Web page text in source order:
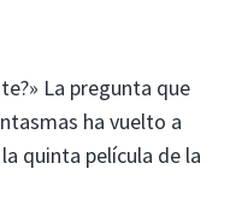
La pregunta que
ha vuelto a
quinta película de la